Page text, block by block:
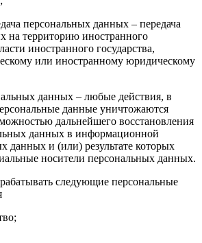
персональных данных – передача
на территорию иностранного
иностранного государства,
или иностранному юридическому
данных – любые действия, в
данные уничтожаются
дальнейшего восстановления
данных в информационной
данных и (или) результате которых
носители персональных данных.
следующие персональные